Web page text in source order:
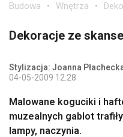
Budowa Wnętrza
Dekoracje ze
Stylizacja: Joanna
04-05-2009 12:28
Malowane koguciki i
muzealnych gablot
lampy, naczynia.